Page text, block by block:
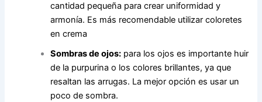
cantidad pequeña para crear uniformidad y
armonía. Es más recomendable utilizar coloretes
en crema
Sombras de ojos: para los ojos es importante huir
de la purpurina o los colores brillantes, ya que
resaltan las arrugas. La mejor opción es usar un
poco de sombra.